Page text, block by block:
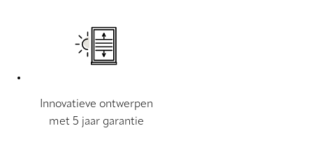
Innovatieve ontwerpen
met 5 jaar garantie